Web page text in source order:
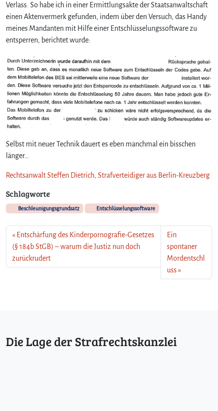
Verlass. So habe ich in einer Ermittlungsakte der Staatsanwaltschaft
einen Aktenvermerk gefunden, indem über den Versuch, das Handy
meines Mandanten mit Hilfe einer Entschlüsselungssoftware zu
entsperren, berichtet wurde:
Selbst mit neuer Technik dauert es eben manchmal ein bisschen
länger…
Rechtsanwalt Steffen Dietrich, Strafverteidiger aus Berlin-Kreuzberg
Schlagworte
Beschleunigungsgrundsatz Entschlüsselungssoftware
Entschärfung des Kinderpornografie-Gesetzes
(§ 184b StGB) – warum die Justiz nun doch
zurückrudert
Ein
spontaner
Mordentschl
uss
Die Lage der Strafrechtskanzlei